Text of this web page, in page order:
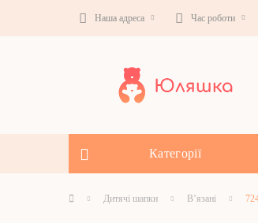
Наша адреса Час роботи
Категорії
Дитячі шапки В’язані